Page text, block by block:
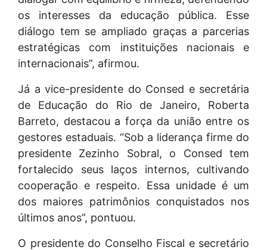
os interesses da educação pública. Esse
diálogo tem se ampliado graças a parcerias
estratégicas com instituições nacionais e
internacionais”, afirmou.
Já a vice-presidente do Consed e secretária
de Educação do Rio de Janeiro, Roberta
Barreto, destacou a força da união entre os
gestores estaduais. “Sob a liderança firme do
presidente Zezinho Sobral, o Consed tem
fortalecido seus laços internos, cultivando
cooperação e respeito. Essa unidade é um
dos maiores patrimônios conquistados nos
últimos anos”, pontuou.
O presidente do Conselho Fiscal e secretário